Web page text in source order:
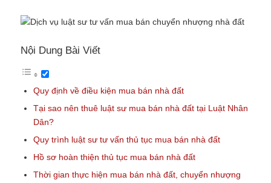
Nội Dung Bài Viết
Quy định về điều kiện mua bán nhà đất
Tại sao nên thuê luật sư mua bán nhà đất tại Luật Nhân
Dân?
Quy trình luật sư tư vấn thủ tục mua bán nhà đất
Hồ sơ hoàn thiện thủ tục mua bán nhà đất
Thời gian thực hiện mua bán nhà đất, chuyển nhượng